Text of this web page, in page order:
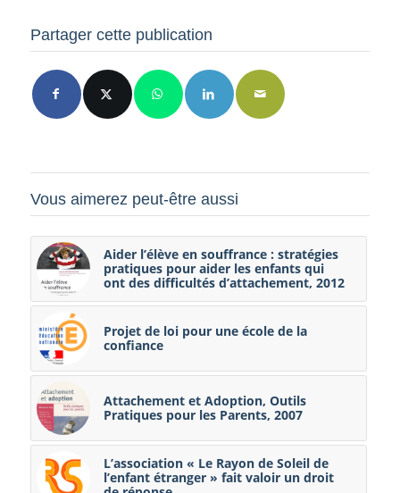
Partager cette publication
Vous aimerez peut-être aussi
Aider l’élève en souffrance : stratégies
pratiques pour aider les enfants qui
ont des difficultés d’attachement, 2012
Projet de loi pour une école de la
confiance
Attachement et Adoption, Outils
Pratiques pour les Parents, 2007
L’association « Le Rayon de Soleil de
l’enfant étranger » fait valoir un droit